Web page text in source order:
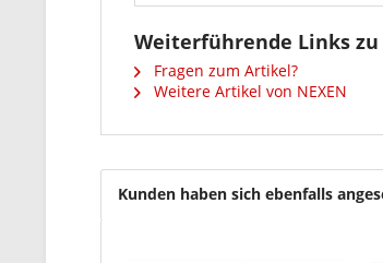
Weiterführende Links zu
Fragen zum Artikel?
Weitere Artikel von NEXEN
Kunden haben sich ebenfalls